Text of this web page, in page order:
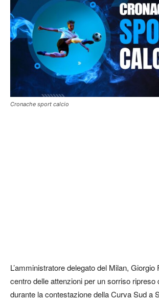
Cronache sport calcio
L’amministratore delegato del Milan, Giorgio
centro delle attenzioni per un sorriso ripreso
durante la contestazione della Curva Sud a